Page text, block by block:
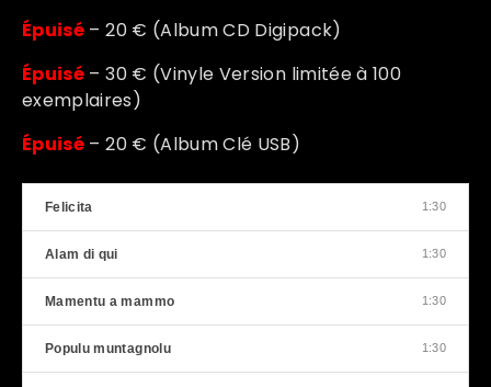
Épuisé – 20 € (Album CD Digipack)
Épuisé – 30 € (Vinyle Version limitée à 100
exemplaires)
Épuisé – 20 € (Album Clé USB)
Felicita 1:30
Alam di qui 1:30
Mamentu a mammo 1:30
Populu muntagnolu 1:30